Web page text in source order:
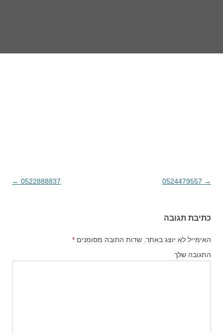
ניווט בפוסטים
→
0522888837
←
כתיבת תגובה
האימייל לא יוצג באתר. שדות החובה מסומנים *
התגובה שלך